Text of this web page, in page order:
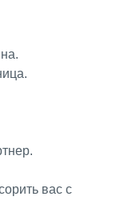
вас с